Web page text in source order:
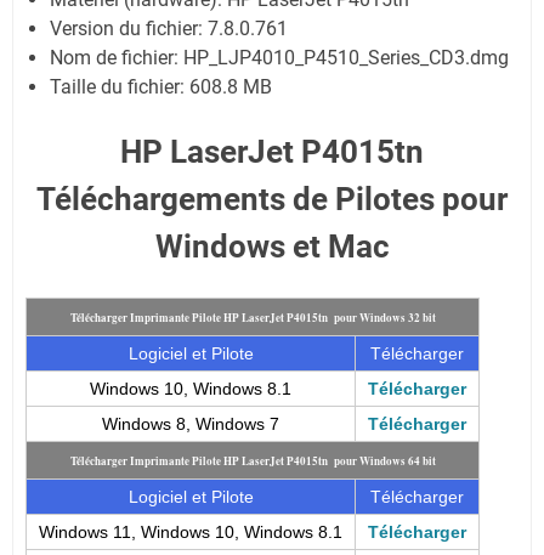
Version du fichier: 7.8.0.761
Nom de fichier: HP_LJP4010_P4510_Series_CD3.dmg
Taille du fichier: 608.8 MB
HP LaserJet P4015tn
Téléchargements de Pilotes pour
Windows et Mac
Télécharger Imprimante Pilote HP LaserJet P4015tn pour Windows 32 bit
Logiciel et Pilote
Télécharger
Windows 10, Windows 8.1
Télécharger
Windows 8, Windows 7
Télécharger
Télécharger Imprimante Pilote HP LaserJet P4015tn pour Windows 64 bit
Logiciel et Pilote
Télécharger
Windows 11, Windows 10, Windows 8.1
Télécharger